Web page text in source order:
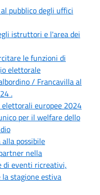
pubblico degli uffici
istruttori e l'area dei
le funzioni di
elettorale
/ Francavilla al
.
elettorali europee 2024
per il welfare dello
possibile
nella
di eventi ricreativi,
stagione estiva